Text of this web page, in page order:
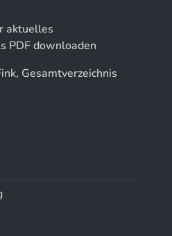
aktuelles
PDF downloaden